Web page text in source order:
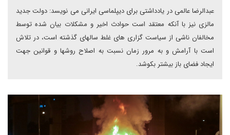
عبدالرضا عالمی در یادداشتی برای دیپلماسی ایرانی می نویسد: دولت جدید
مالزی نیز با آنکه معتقد است حوادث اخیر و مشکلات بیان شده توسط
مخالفان ناشی از سیاست گزاری های غلط سالهای گذشته است، در تلاش
است با آرامش و به مرور زمان نسبت به اصلاح روشها و قوانین جهت
ایجاد فضای باز بیشتر بکوشد.